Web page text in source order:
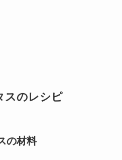
スのレシピ
の材料